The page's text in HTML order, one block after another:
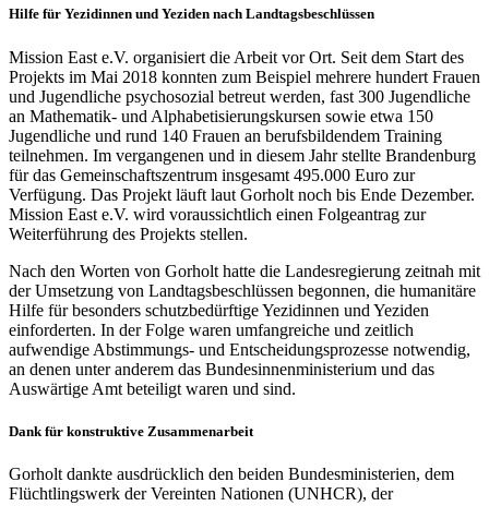
Hilfe für Yezidinnen und Yeziden nach Landtagsbeschlüssen
Mission East e.V. organisiert die Arbeit vor Ort. Seit dem Start des
Projekts im Mai 2018 konnten zum Beispiel mehrere hundert Frauen
und Jugendliche psychosozial betreut werden, fast 300 Jugendliche
an Mathematik- und Alphabetisierungskursen sowie etwa 150
Jugendliche und rund 140 Frauen an berufsbildendem Training
teilnehmen. Im vergangenen und in diesem Jahr stellte Brandenburg
für das Gemeinschaftszentrum insgesamt 495.000 Euro zur
Verfügung. Das Projekt läuft laut Gorholt noch bis Ende Dezember.
Mission East e.V. wird voraussichtlich einen Folgeantrag zur
Weiterführung des Projekts stellen.
Nach den Worten von Gorholt hatte die Landesregierung zeitnah mit
der Umsetzung von Landtagsbeschlüssen begonnen, die humanitäre
Hilfe für besonders schutzbedürftige Yezidinnen und Yeziden
einforderten. In der Folge waren umfangreiche und zeitlich
aufwendige Abstimmungs- und Entscheidungsprozesse notwendig,
an denen unter anderem das Bundesinnenministerium und das
Auswärtige Amt beteiligt waren und sind.
Dank für konstruktive Zusammenarbeit
Gorholt dankte ausdrücklich den beiden Bundesministerien, dem
Flüchtlingswerk der Vereinten Nationen (UNHCR), der